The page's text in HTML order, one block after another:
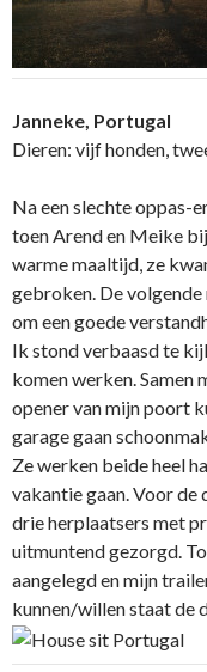
Janneke, Portugal
Dieren: vijf honden,
Na een slechte oppas-
toen Arend en Meike
warme maaltijd, ze
gebroken. De
om een goede
Ik stond verbaasd te
komen werken. Samen
opener van mijn poort
garage gaan
Ze werken beide heel
vakantie gaan. Voor de
drie herplaatsers met
uitmuntend gezorgd.
aangelegd en mijn
kunnen/willen staat de